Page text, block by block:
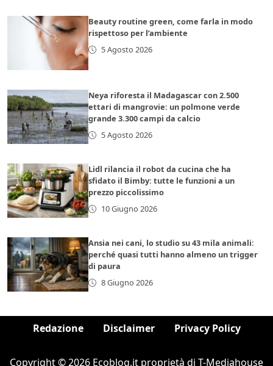
Beauty routine green, come farla in modo
rispettoso per l’ambiente
5 Agosto 2026
Neya riforesta il Madagascar con 2.500
ettari di mangrovie: un polmone verde
grande 3.300 campi da calcio
5 Agosto 2026
Lidl rilancia il robot da cucina che ha
sfidato il Bimby: tutte le funzioni a un
prezzo piccolissimo
10 Giugno 2026
Ansia nei cani, lo studio su 43 mila animali:
perché quasi tutti hanno almeno un trigger
di paura
8 Giugno 2026
Redazione Disclaimer Privacy Policy
Copyright © 2026 Ecoblog.it proprietà di T-Mediahouse